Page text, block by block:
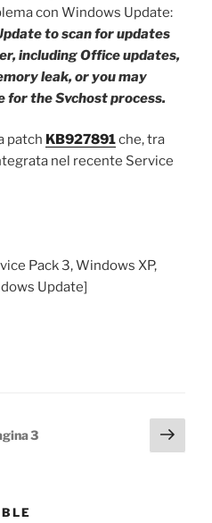
con Windows Update:
to scan for updates
including Office updates,
leak, or you may
for the Svchost process.
patch KB927891che, tra
nel recente Service
Pack 3, Windows XP,
Update]
3